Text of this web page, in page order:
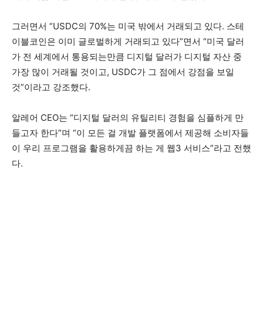
그러면서 “USDC의 70%는 미국 밖에서 거래되고 있다. 스테
이블코인은 이미 글로벌하게 거래되고 있다”면서 “미국 달러
가 전 세계에서 통용되는만큼 디지털 달러가 디지털 자산 중
가장 많이 거래될 것이고, USDC가 그 점에서 강점을 보일
것”이라고 강조했다.
알레어 CEO는 “디지털 달러의 유틸리티 경험을 심플하게 만
들고자 한다”며 “이 모든 걸 개발 플랫폼에서 제공해 소비자들
이 우리 프로그램을 활용하게끔 하는 게 웹3 서비스”라고 전했
다.